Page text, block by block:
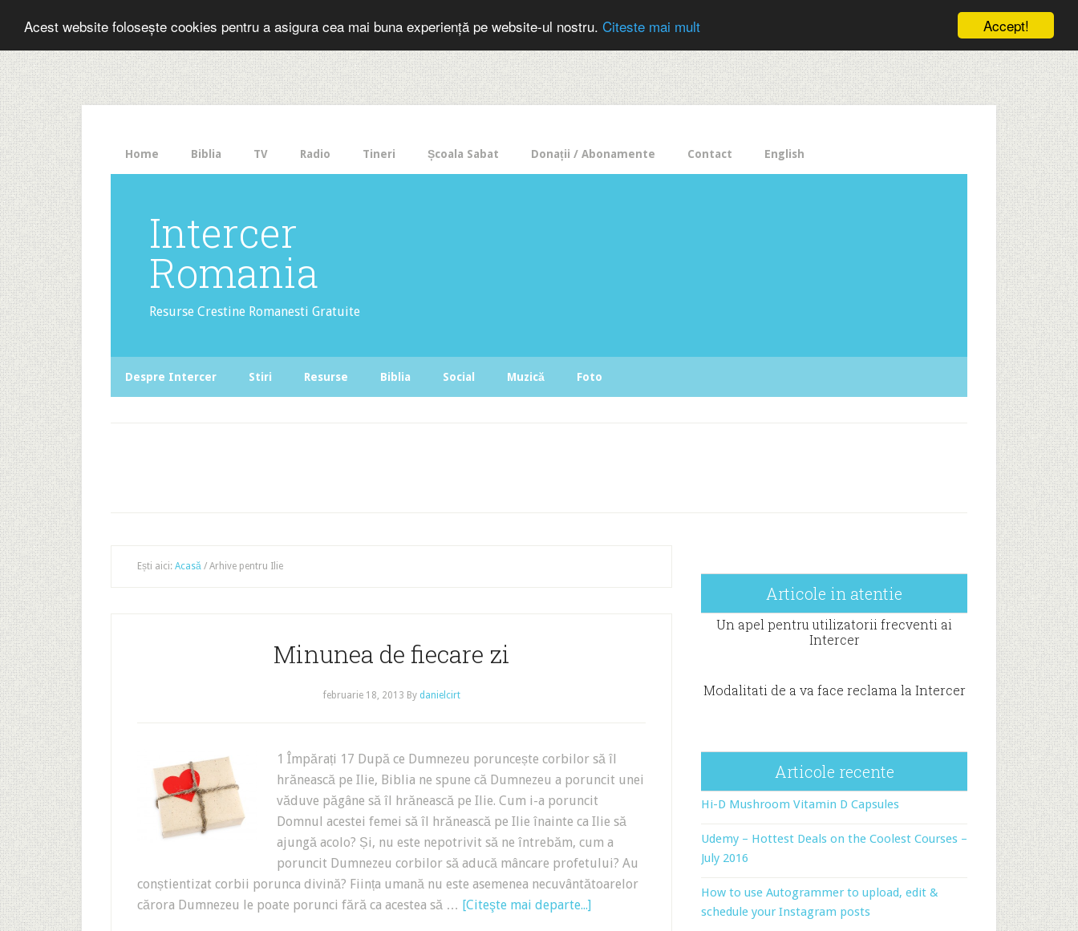
Accept!
Acest website folosește cookies pentru a asigura cea mai buna experiență pe website-ul nostru. Citeste mai mult
The
HelloBar
- a
little
bar
that
gets
noticed!
Home Biblia TV Radio Tineri Școala Sabat Donații / Abonamente Contact English
Intercer
Romania
Resurse Crestine Romanesti Gratuite
Despre Intercer Stiri Resurse Biblia Social Muzică Foto
Ești aici: Acasă / Arhive pentru Ilie
Minunea de fiecare zi
februarie 18, 2013 By danielcirt
1 Împărați 17 După ce Dumnezeu poruncește corbilor să îl
hrănească pe Ilie, Biblia ne spune că Dumnezeu a poruncit unei
văduve păgâne să îl hrănească pe Ilie. Cum i-a poruncit
Domnul acestei femei să îl hrănească pe Ilie înainte ca Ilie să
ajungă acolo? Și, nu este nepotrivit să ne întrebăm, cum a
poruncit Dumnezeu corbilor să aducă mâncare profetului? Au
conștientizat corbii porunca divină? Ființa umană nu este asemenea necuvântătoarelor
cărora Dumnezeu le poate porunci fără ca acestea să … [Citeşte mai departe...]
Articole in atentie
Un apel pentru utilizatorii frecventi ai
Intercer
Modalitati de a va face reclama la Intercer
Articole recente
Hi-D Mushroom Vitamin D Capsules
Udemy – Hottest Deals on the Coolest Courses –
July 2016
How to use Autogrammer to upload, edit &
schedule your Instagram posts